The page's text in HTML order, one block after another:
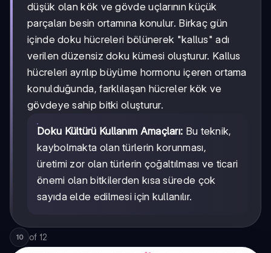
düşük olan kök ve gövde uçlarının küçük
parçaları besin ortamına konulur. Birkaç gün
içinde doku hücreleri bölünerek "kallus" adı
verilen düzensiz doku kümesi oluşturur. Kallus
hücreleri ayrılıp büyüme hormonu içeren ortama
konulduğunda, farklılaşan hücreler kök ve
gövdeye sahip bitki oluşturur.
Doku Kültürü Kullanım Amaçları: Bu teknik,
kaybolmakta olan türlerin korunması,
üretimi zor olan türlerin çoğaltılması ve ticari
önemi olan bitkilerden kısa sürede çok
sayıda elde edilmesi için kullanılır.
10 of 12